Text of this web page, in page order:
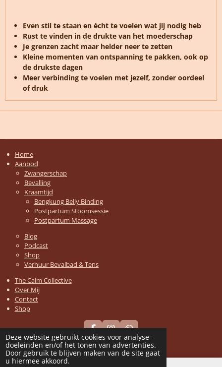
Deze website gebruikt cookies voor analyse-
doeleinden en/of het tonen van advertenties.
Door gebruik te blijven maken van de site gaat
u hiermee akkoord.
Even stil te staan en écht te voelen wat jij nodig heb
Rust te vinden in de drukte van het moederschap
Je grenzen zacht maar helder neer te zetten
Kleine momenten van ontspanning te pakken, ook op
de drukste dagen
Meer verbinding te voelen met jezelf, zonder oordeel
of druk
Home
Aanbod
Zwangerschap
Bevalling
Kraamtijd
Bengkung Belly Binding
Postpartum Stoomsessie
Postpartum Massage
Blog
Podcast
Shop
Verhuur Bevalbad & Tens
The Calm Collective
Over Mij
Contact
Shop
F
a
c
e
n
s
t
h
a
t
© 2023 MamaHolistica